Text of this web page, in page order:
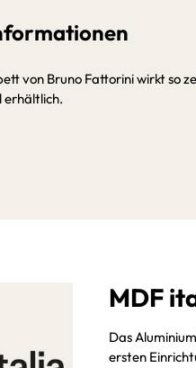
von Bruno Fattorini wirkt so
MDF
Das
ersten